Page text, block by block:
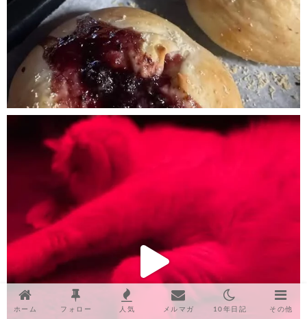
ホーム フォロー 人気 メルマガ 10年日記 その他